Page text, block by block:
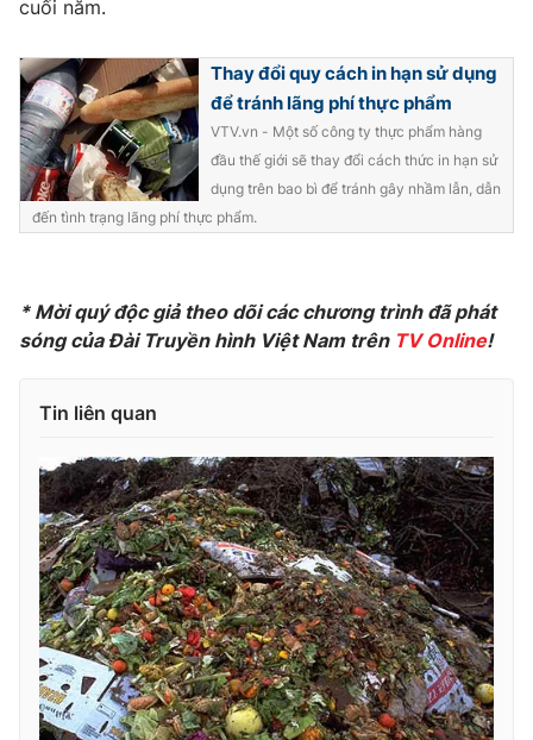
Ðiện thoại Thời báo VTV:
Liên hệ quảng cáo:024-7300.7108
® Cấm sao chép dưới mọi hình thức nếu không có sự chấp
thông tin từ website này.
cuối năm.
Thay đổi quy cách in hạn sử dụng
để tránh lãng phí thực phẩm
VTV.vn - Một số công ty thực phẩm hàng
đầu thế giới sẽ thay đổi cách thức in hạn sử
dụng trên bao bì để tránh gây nhầm lẫn, dẫn
đến tình trạng lãng phí thực phẩm.
* Mời quý độc giả theo dõi các chương trình đã phát
sóng của Đài Truyền hình Việt Nam trên TV Online!
Tin liên quan